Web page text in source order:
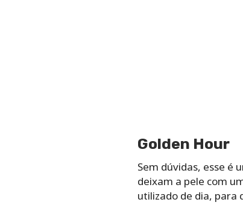
Golden Hour
Sem dúvidas, esse é
deixam a pele com
utilizado de dia, para